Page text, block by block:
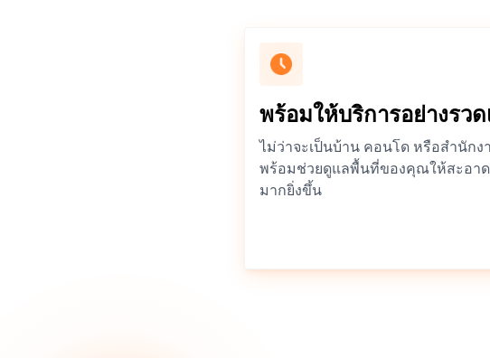
พร้อมให้บริการอย่างรวด
ไม่ว่าจะเป็นบ้าน คอนโด หรือสำนักง
พร้อมช่วยดูแลพื้นที่ของคุณให้สะอา
มากยิ่งขึ้น